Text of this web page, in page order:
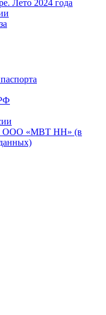
Лето 2024 года
ООО «МВТ НН» (в